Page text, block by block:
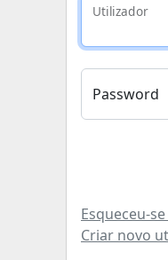
Utilizador
Password
Esqueceu-
Criar novo